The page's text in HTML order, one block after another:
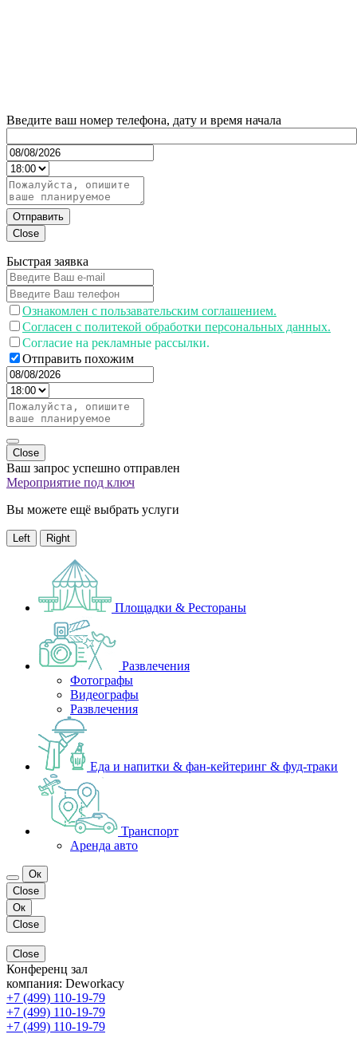
Введите ваш номер телефона, дату и время начала
Отправить
Close
Быстрая заявка
Ознакомлен с пользавательским соглашением.
Согласен с политекой обработки персональных данных.
Согласие на рекламные рассылки.
Отправить похожим
Close
Ваш запрос успешно отправлен
Мероприятие под ключ
Вы можете ещё выбрать услуги
Left Right
Площадки & Рестораны
Развлечения
Фотографы
Видеографы
Развлечения
Еда и напитки & фан-кейтеринг & фуд-траки
Транспорт
Аренда авто
Ок
Close
Ок
Close
Close
Конференц зал
компания: Deworkacy
+7 (499) 110-19-79
+7 (499) 110-19-79
+7 (499) 110-19-79